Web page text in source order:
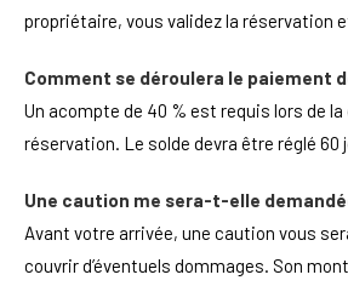
propriétaire, vous validez la réservation
Comment se déroulera le paiement
Un acompte de 40 % est requis lors de
réservation. Le solde devra être réglé 60
Une caution me sera-t-elle
Avant votre arrivée, une caution vous
couvrir d’éventuels dommages. Son